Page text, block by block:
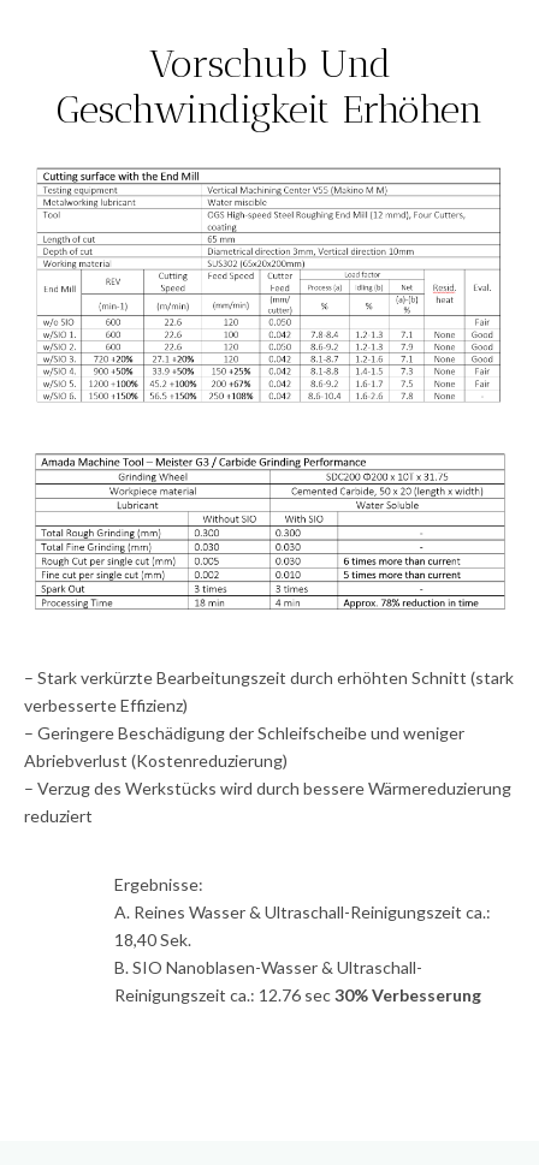
Vorschub Und
Geschwindigkeit Erhöhen
– Stark verkürzte Bearbeitungszeit durch erhöhten Schnitt (stark
verbesserte Effizienz)
– Geringere Beschädigung der Schleifscheibe und weniger
Abriebverlust (Kostenreduzierung)
– Verzug des Werkstücks wird durch bessere Wärmereduzierung
reduziert
Ergebnisse:
A. Reines Wasser & Ultraschall-Reinigungszeit ca.:
18,40 Sek.
B. SIO Nanoblasen-Wasser & Ultraschall-
Reinigungszeit ca.: 12.76 sec30% Verbesserung